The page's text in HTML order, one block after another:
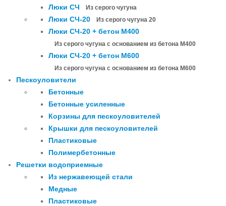
Люки СЧ
Из серого чугуна
Люки СЧ-20 Из серого чугуна 20
Люки СЧ-20 + бетон М400
Из серого чугуна с основанием из бетона М400
Люки СЧ-20 + бетон М600
Из серого чугуна с основанием из бетона М600
Пескоуловители
Бетонные
Бетонные усиленные
Корзины для пескоуловителей
Крышки для пескоуловителей
Пластиковые
Полимербетонные
Решетки водоприемные
Из нержавеющей стали
Медные
Пластиковые